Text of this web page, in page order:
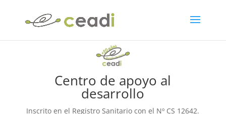
Centro de apoyo al
desarrollo
Inscrito en el Registro Sanitario con el Nº CS 12642.